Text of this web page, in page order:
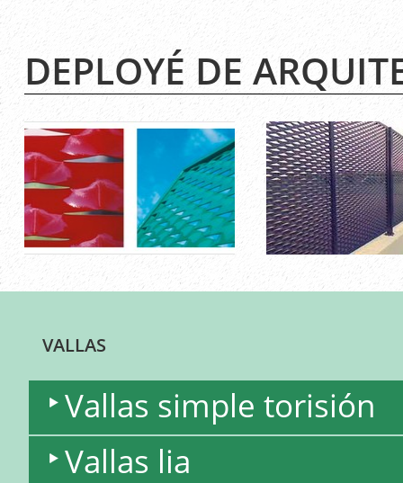
DEPLOYÉ DE
VALLAS
Vallas simple torisión
Vallas lia